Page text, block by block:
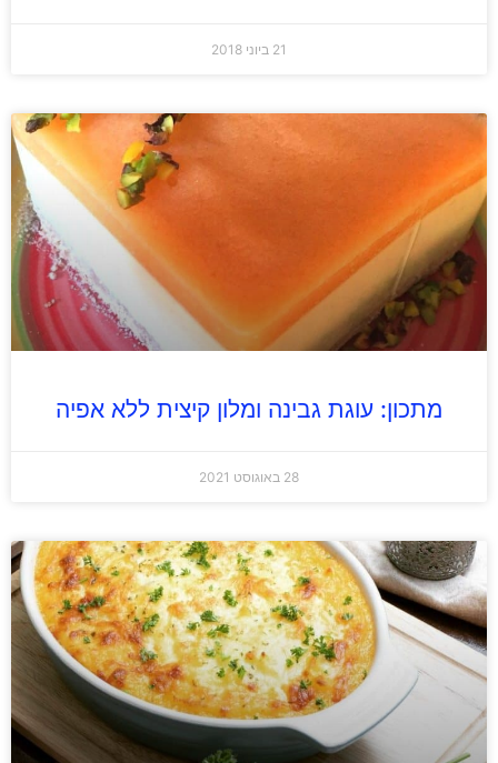
21 ביוני 2018
מתכון: עוגת גבינה ומלון קיצית ללא אפיה
28 באוגוסט 2021